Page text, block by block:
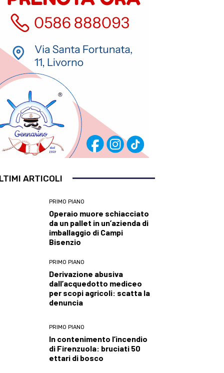
ARTICOLI
PRIMO PIANO
Operaio muore schiacciato
da un pallet in un’azienda di
imballaggio di Campi
Bisenzio
PRIMO PIANO
Derivazione abusiva
dall’acquedotto mediceo
per scopi agricoli: scatta la
denuncia
PRIMO PIANO
In contenimento l’incendio
di Firenzuola: bruciati 50
ettari di bosco